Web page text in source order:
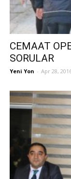
CEMAAT
SORULAR
Yeni Yon - Apr 28,